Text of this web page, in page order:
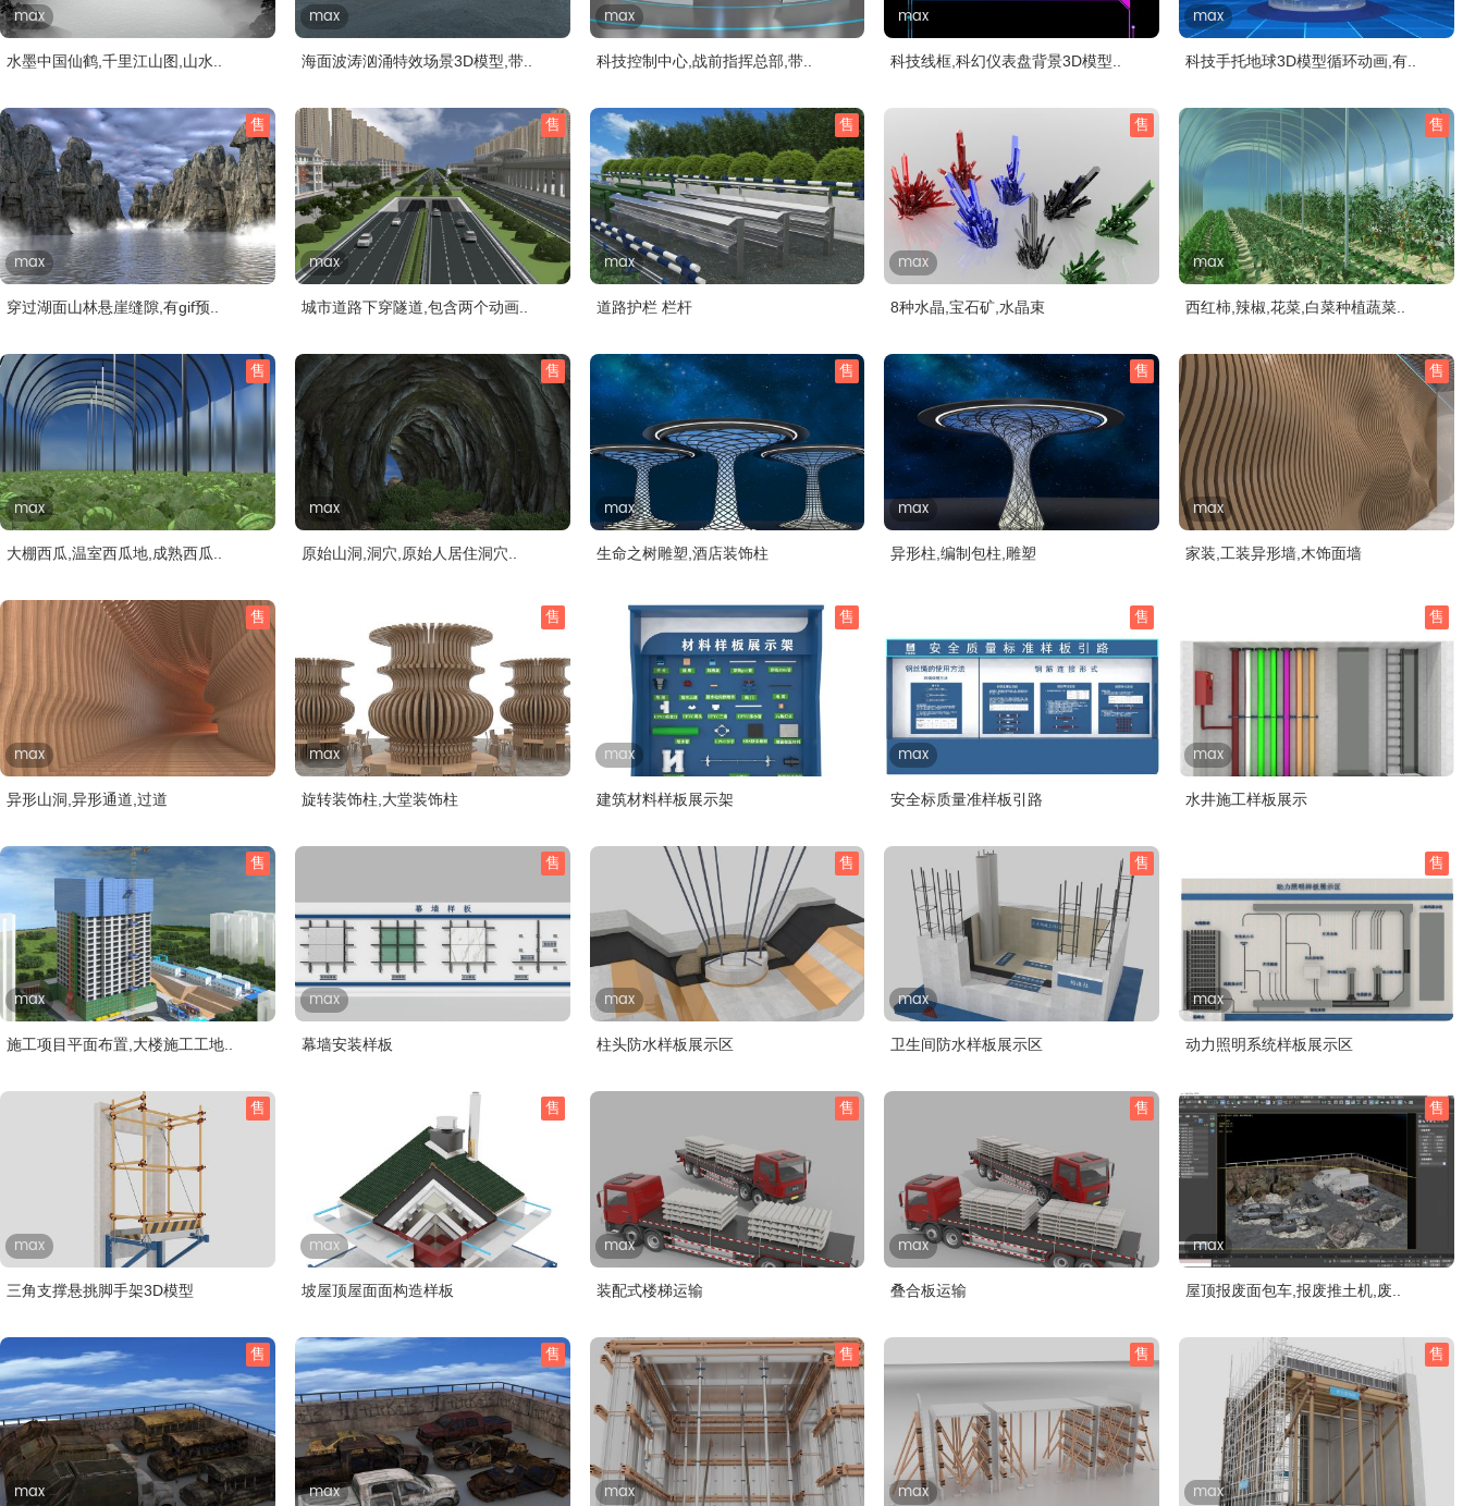
max
水墨中国仙鹤,千里江山图,山水..
max
海面波涛汹涌特效场景3D模型,带..
max
科技控制中心,战前指挥总部,带..
max
科技线框,科幻仪表盘背景3D模型..
max
科技手托地球3D模型循环动画,有..
售
max
穿过湖面山林悬崖缝隙,有gif预..
售
max
城市道路下穿隧道,包含两个动画..
售
max
道路护栏 栏杆
售
max
8种水晶,宝石矿,水晶束
售
max
西红柿,辣椒,花菜,白菜种植蔬菜..
售
max
大棚西瓜,温室西瓜地,成熟西瓜..
售
max
原始山洞,洞穴,原始人居住洞穴..
售
max
生命之树雕塑,酒店装饰柱
售
max
异形柱,编制包柱,雕塑
售
max
家装,工装异形墙,木饰面墙
售
max
异形山洞,异形通道,过道
售
max
旋转装饰柱,大堂装饰柱
售
max
建筑材料样板展示架
售
max
安全标质量准样板引路
售
max
水井施工样板展示
售
max
施工项目平面布置,大楼施工工地..
售
max
幕墙安装样板
售
max
柱头防水样板展示区
售
max
卫生间防水样板展示区
售
max
动力照明系统样板展示区
售
max
三角支撑悬挑脚手架3D模型
售
max
坡屋顶屋面面构造样板
售
max
装配式楼梯运输
售
max
叠合板运输
售
max
屋顶报废面包车,报废推土机,废..
售
max
售
max
售
max
售
max
售
max